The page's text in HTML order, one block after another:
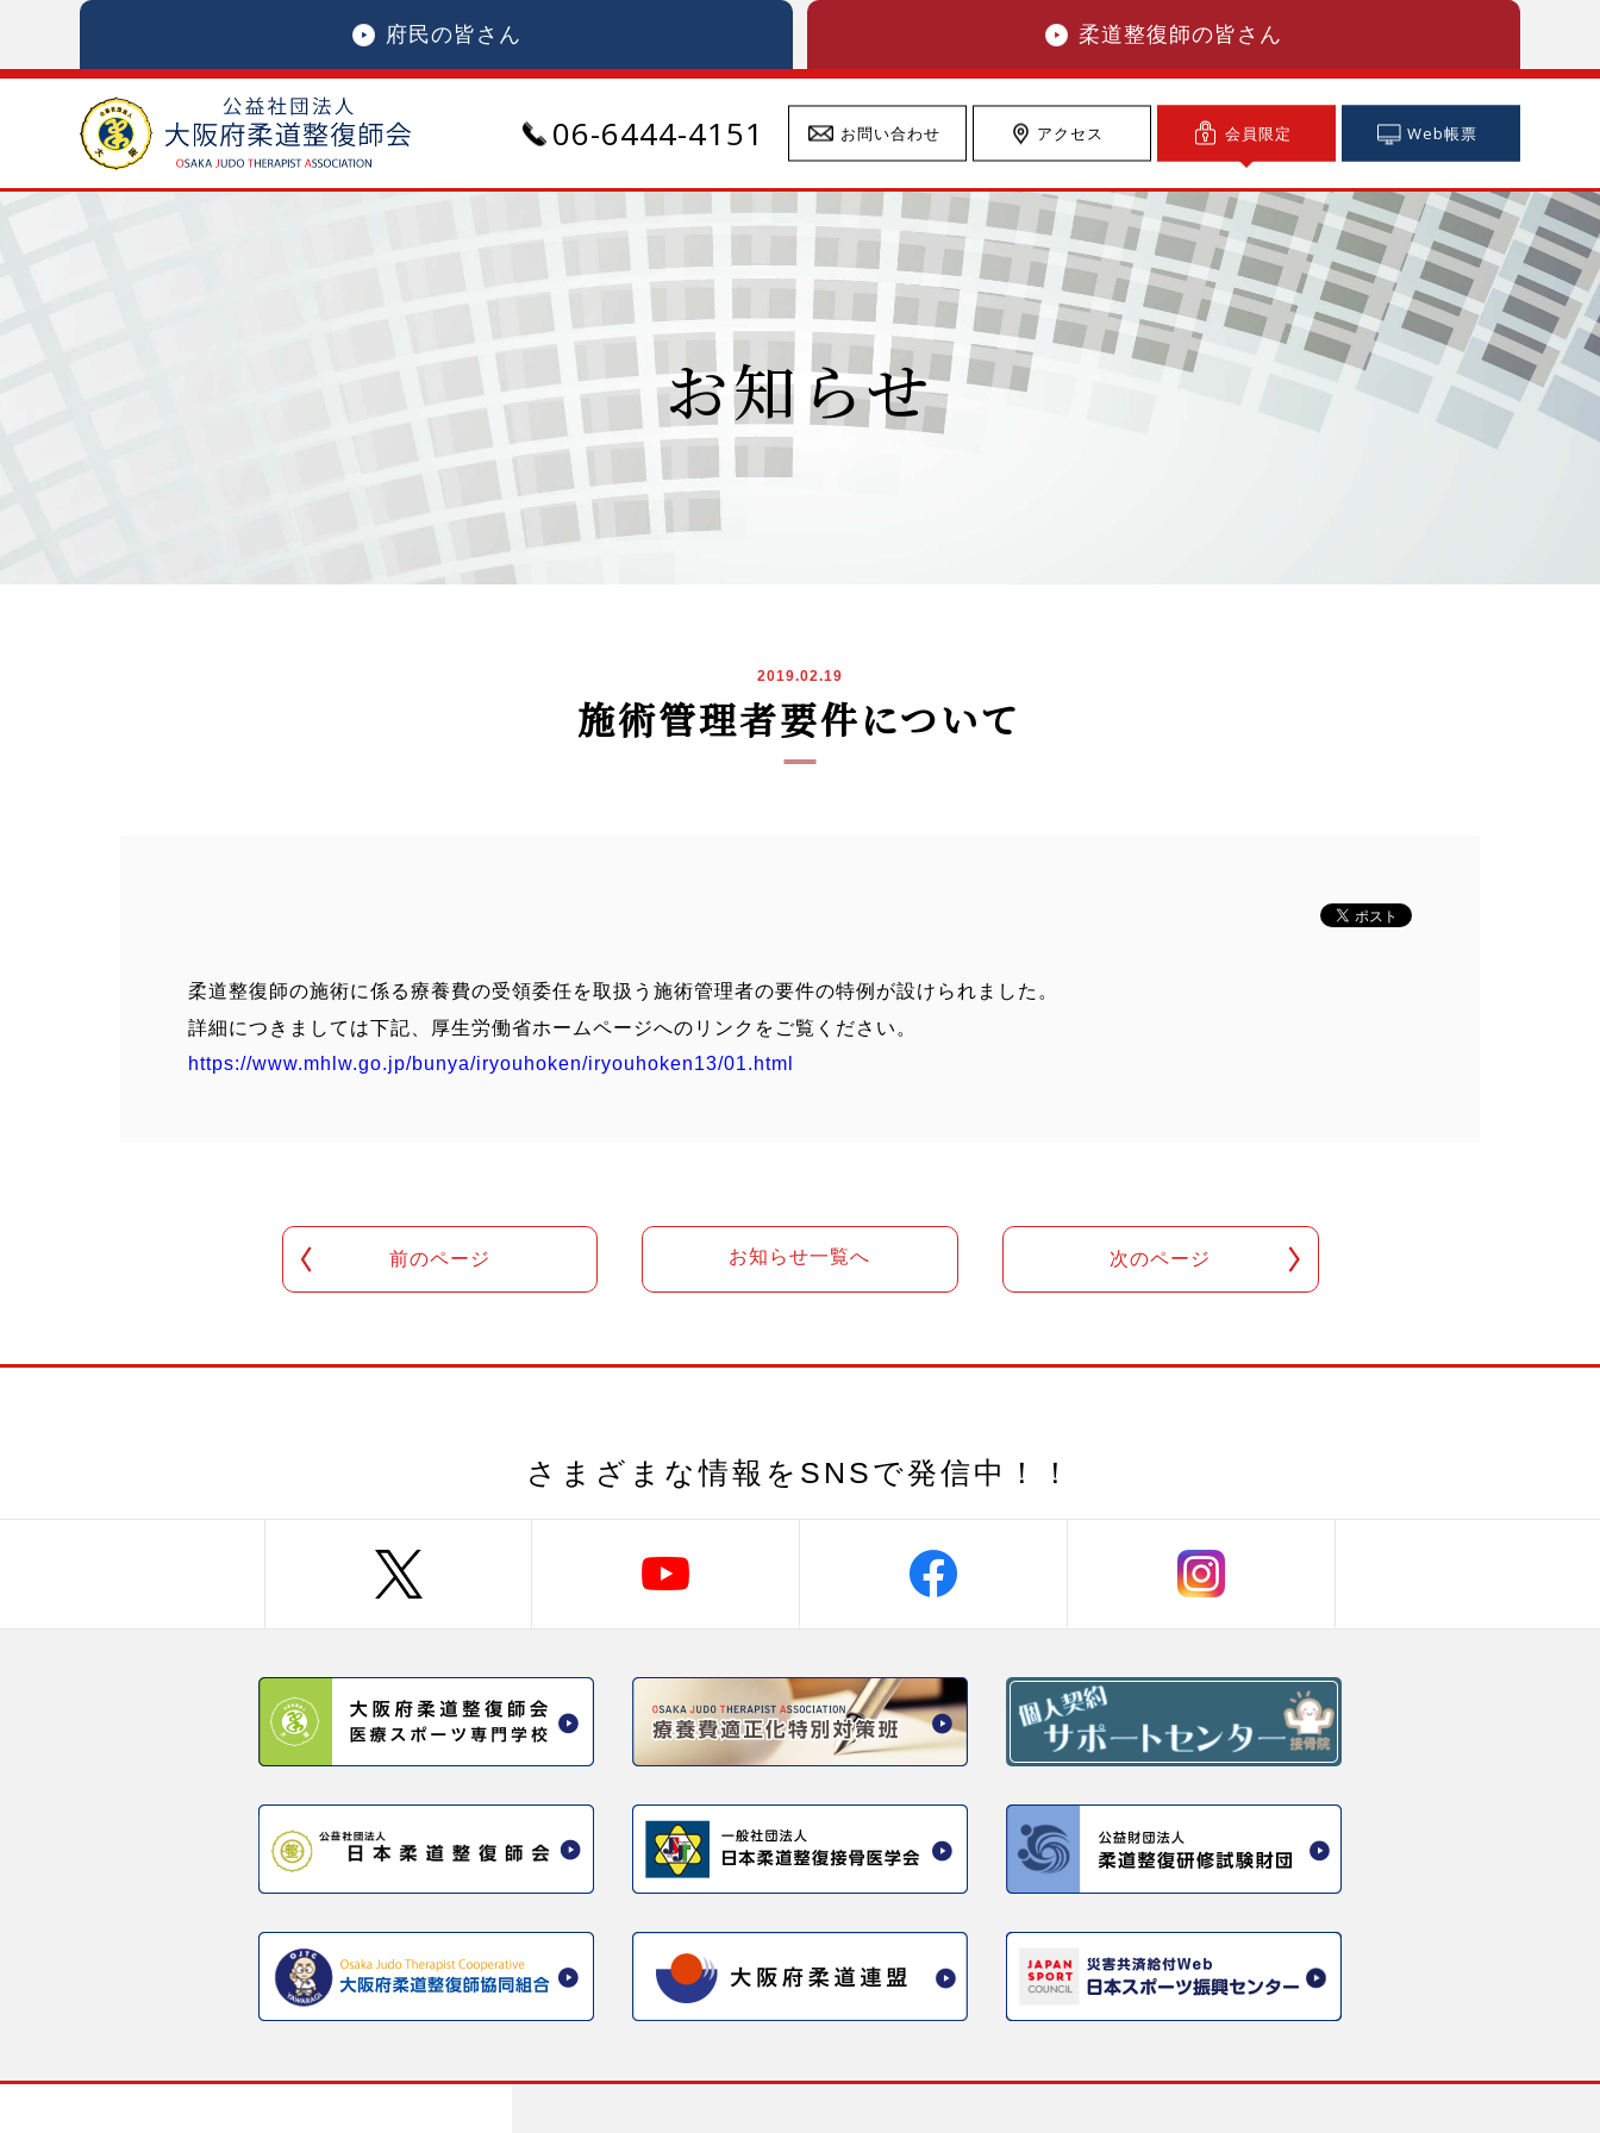
府民の皆さん 柔道整復師の皆さん
06-6444-4151 お問い合わせ アクセス 会員限定 Web帳票
お知らせ
2019.02.19
施術管理者要件について
柔道整復師の施術に係る療養費の受領委任を取扱う施術管理者の要件の特例が設けられました。
詳細につきましては下記、厚生労働省ホームページへのリンクをご覧ください。
https://www.mhlw.go.jp/bunya/iryouhoken/iryouhoken13/01.html
前のページ お知らせ一覧へ 次のページ
さまざまな情報を SNSで発信中！！